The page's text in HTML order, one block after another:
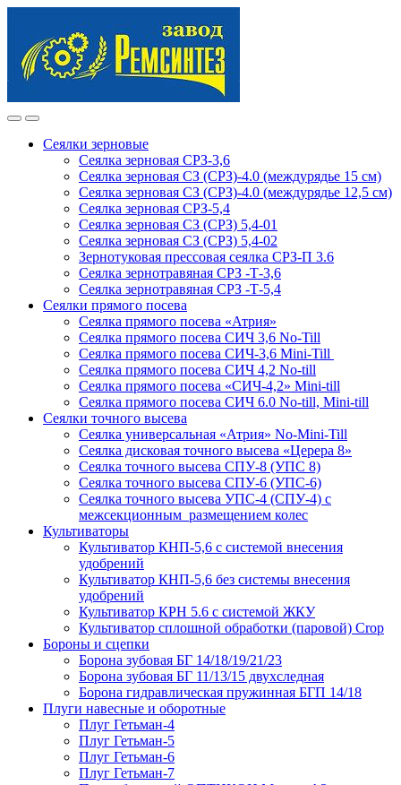
navigation
content
Сеялки зерновые
Сеялка зерновая СРЗ-3,6
Сеялка зерновая СЗ (СРЗ)-4.0 (междурядье 15 см)
Сеялка зерновая СЗ (СРЗ)-4.0 (междурядье 12,5 см)
Сеялка зерновая СРЗ-5,4
Сеялка зерновая СЗ (СРЗ) 5,4-01
Сеялка зерновая СЗ (СРЗ) 5,4-02
Зернотуковая прессовая сеялка СРЗ-П 3.6
Сеялка зернотравяная СРЗ -Т-3,6
Сеялка зернотравяная СРЗ -Т-5,4
Сеялки прямого посева
Сеялка прямого посева «Атрия»
Сеялка прямого посева СИЧ 3,6 No-Till
Сеялка прямого посева СИЧ-3,6 Mini-Till
Сеялка прямого посева СИЧ 4,2 No-till
Сеялка прямого посева «СИЧ-4,2» Mini-till
Сеялка прямого посева СИЧ 6.0 No-till, Mini-till
Сеялки точного высева
Сеялка универсальная «Атрия» No-Mini-Till
Сеялка дисковая точного высева «Церера 8»
Сеялка точного высева СПУ-8 (УПС 8)
Сеялка точного высева СПУ-6 (УПС-6)
Сеялка точного высева УПС-4 (СПУ-4) с
межсекционным размещением колес
Культиваторы
Культиватор КНП-5,6 с системой внесения
удобрений
Культиватор КНП-5,6 без системы внесения
удобрений
Культиватор КРН 5.6 с системой ЖКУ
Культиватор сплошной обработки (паровой) Crop
Бороны и сцепки
Борона зубовая БГ 14/18/19/21/23
Борона зубовая БГ 11/13/15 двухследная
Борона гидравлическая пружинная БГП 14/18
Плуги навесные и оборотные
Плуг Гетьман-4
Плуг Гетьман-5
Плуг Гетьман-6
Плуг Гетьман-7